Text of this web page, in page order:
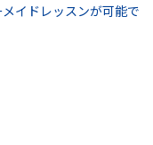
イドレッスンが可能で